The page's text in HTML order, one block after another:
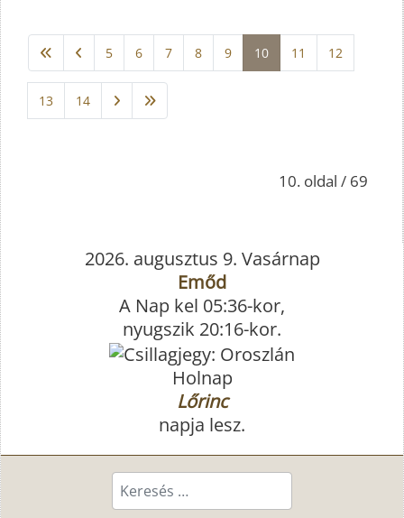
10. oldal / 69
5 6 7 8 9 10 11 12
13 14
2026. augusztus 9. Vasárnap
Emőd
A Nap kel 05:36-kor,
nyugszik 20:16-kor.
Holnap
Lőrinc
napja lesz.
Keresés...